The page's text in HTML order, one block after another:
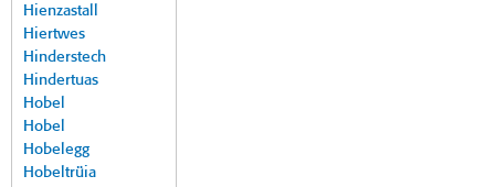
Hienzastall
Hiertwes
Hinderstech
Hindertuas
Hobel
Hobel
Hobelegg
Hobeltrüia